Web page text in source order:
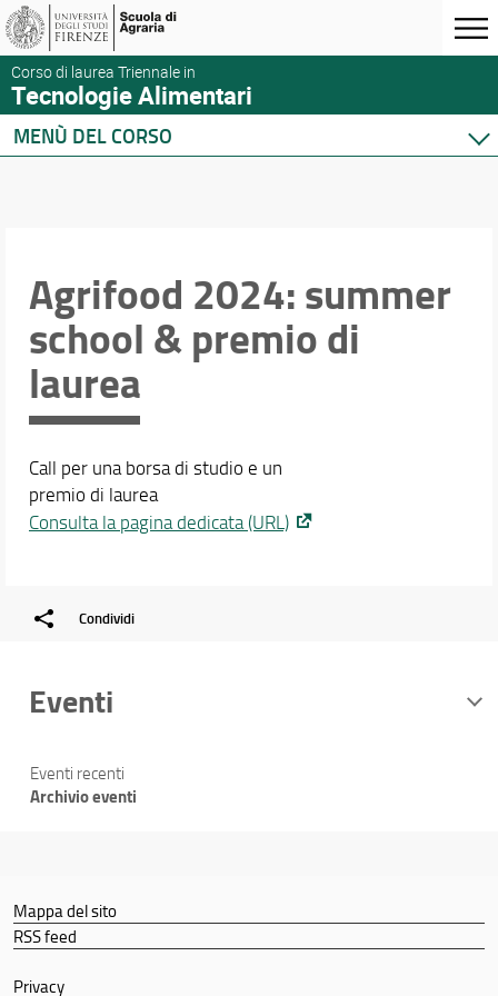
Corso di laurea Triennale in
Tecnologie Alimentari
MENÙ DEL CORSO
Docenti
Orario e calendari
Agrifood 2024: summer
school & premio di
laurea
Call per una borsa di studio e un
premio di laurea
Consulta la pagina dedicata (URL)
Condividi
Eventi
Eventi recenti
Archivio eventi
Mappa del sito
RSS feed
Privacy